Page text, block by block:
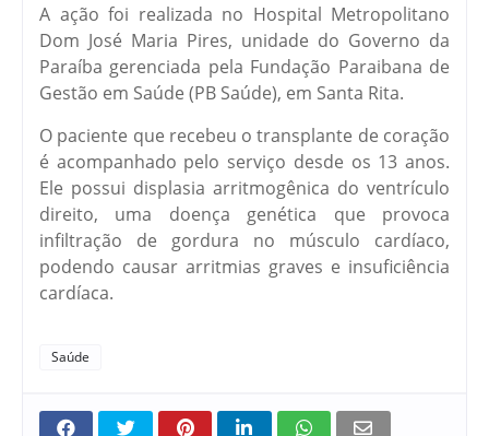
A ação foi realizada no Hospital Metropolitano
Dom José Maria Pires, unidade do Governo da
Paraíba gerenciada pela Fundação Paraibana de
Gestão em Saúde (PB Saúde), em Santa Rita.
O paciente que recebeu o transplante de coração
é acompanhado pelo serviço desde os 13 anos.
Ele possui displasia arritmogênica do ventrículo
direito, uma doença genética que provoca
infiltração de gordura no músculo cardíaco,
podendo causar arritmias graves e insuficiência
cardíaca.
Saúde